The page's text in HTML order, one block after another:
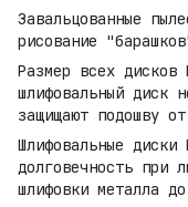
Завальцованные
рисование
Размер всех
шлифовальный диск
защищают подошву
Шлифовальные
долговечность при
шлифовки металла